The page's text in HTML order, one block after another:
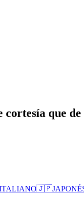
cortesía que
🇯🇵